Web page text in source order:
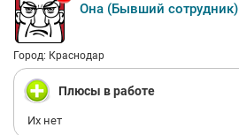
Она (Бывший сотрудник)
Город: Краснодар
Плюсы в работе
Их нет